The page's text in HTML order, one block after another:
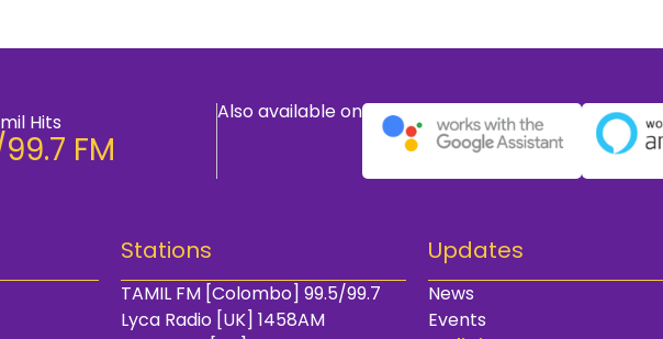
Hits
FM
Also available on
Stations
TAMIL FM [Colombo] 99.5/99.7
Lyca Radio [UK] 1458AM
Updates
News
Events